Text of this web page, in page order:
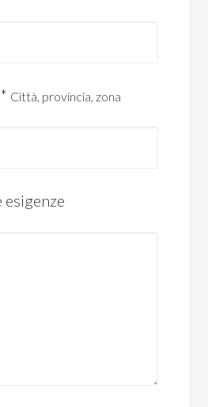
Città, provincia, zona
esigenze